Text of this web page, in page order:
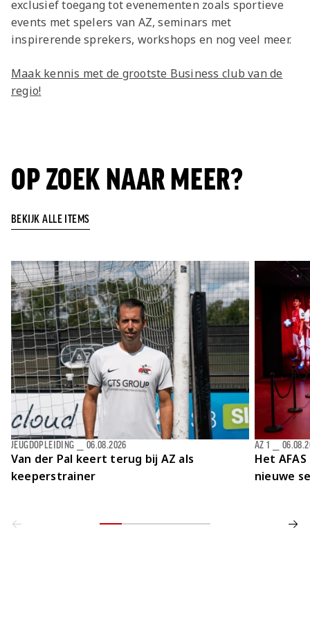
exclusief toegang tot evenementen zoals sportieve
events met spelers van AZ, seminars met
inspirerende sprekers, workshops en nog veel meer.
Maak kennis met de grootste Business club van de
regio!
OP ZOEK NAAR MEER?
BEKIJK ALLE ITEMS
Van der Pal keert terug bij AZ als
keeperstrainer
JEUGDOPLEIDING 06.08.2026
Het
nieuwe
AZ 1